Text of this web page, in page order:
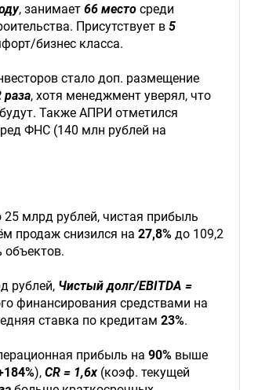
, занимает 66 место среди
Присутствует в 5
бизнес класса.
стало доп. размещение
раза, хотя менеджмент уверял, что
Также АПРИ отметился
ФНС (140 млн рублей на
25 млрд рублей, чистая прибыль
продаж снизился на 27,8% до 109,2
объектов.
рублей, Чистый долг/EBITDA =
финансирования средствами на
ставка по кредитам 23%.
прибыль на 90% выше
), CR = 1,6x (коэф. текущей